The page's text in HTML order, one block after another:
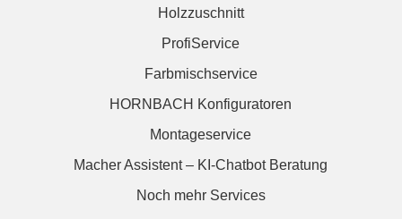
Holzzuschnitt
ProfiService
Farbmischservice
HORNBACH Konfiguratoren
Montageservice
Macher Assistent – KI-Chatbot Beratung
Noch mehr Services